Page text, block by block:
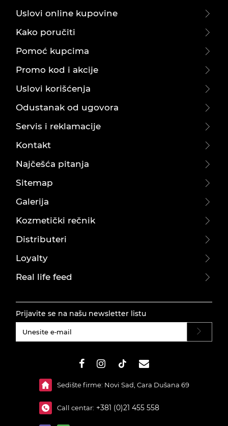
Uslovi online kupovine
Kako poručiti
Pomoć kupcima
Promo kod i akcije
Uslovi korišćenja
Odustanak od ugovora
Servis i reklamacije
Kontakt
Najčešća pitanja
Sitemap
Galerija
Kozmetički rečnik
Distributeri
Loyalty
Real life feed
Prijavite se na našu newsletter listu
Sedište firme: Novi Sad, Cara Dušana 69
Call centar: +381 (0)21 455 558